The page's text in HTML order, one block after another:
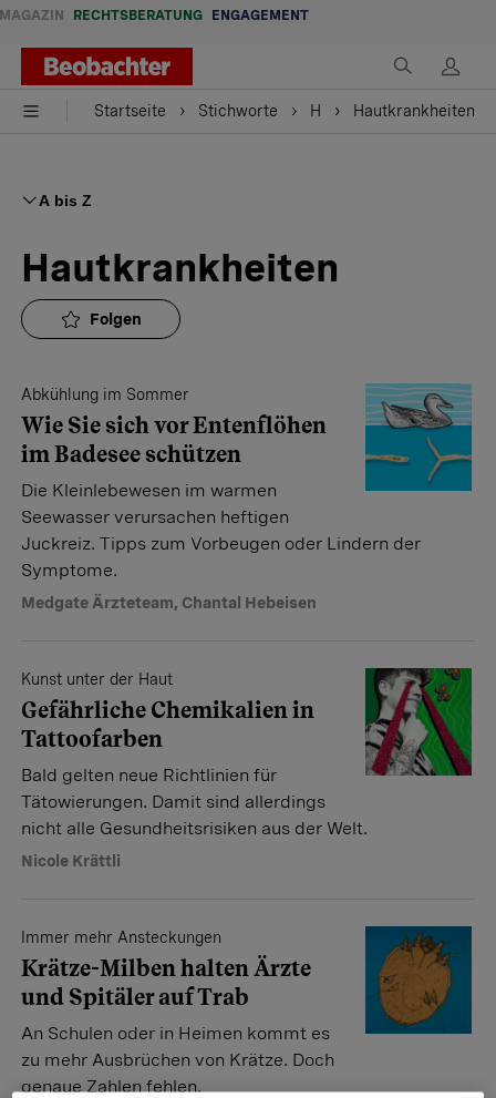
MAGAZIN RECHTSBERATUNG ENGAGEMENT
Startseite Stichworte H Hautkrankheiten
A bis Z
Hautkrankheiten
Folgen
Abkühlung im Sommer
Wie Sie sich vor Entenflöhen
im Badesee schützen
Die Kleinlebewesen im warmen
Seewasser verursachen heftigen
Juckreiz. Tipps zum Vorbeugen oder Lindern der
Symptome.
Medgate Ärzteteam, Chantal Hebeisen
Kunst unter der Haut
Gefährliche Chemikalien in
Tattoofarben
Bald gelten neue Richtlinien für
Tätowierungen. Damit sind allerdings
nicht alle Gesundheitsrisiken aus der Welt.
Nicole Krättli
Immer mehr Ansteckungen
Krätze-Milben halten Ärzte
und Spitäler auf Trab
An Schulen oder in Heimen kommt es
zu mehr Ausbrüchen von Krätze. Doch
genaue Zahlen fehlen.